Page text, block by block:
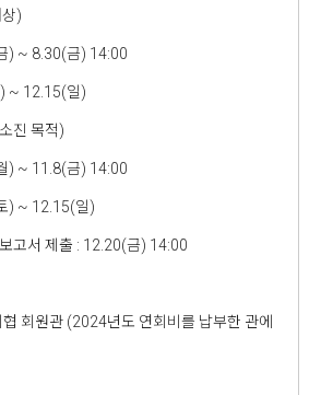
)
) ~ 8.30(금) 14:00
~ 12.15(일)
진 목적)
) ~ 11.8(금) 14:00
) ~ 12.15(일)
고서 제출 : 12.20(금) 14:00
회원관 (2024년도 연회비를 납부한 관에